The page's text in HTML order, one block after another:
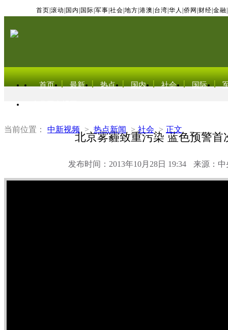
首页 滚动 国内 国际 军事 社会 地方 港澳 台湾 华人 侨网 财经 金融
首页 最新 热点 国内 社会 国际
当前位置： 中新视频 > 热点新闻 > 社会 > 正文
北京雾霾致重污染 蓝色预警首
发布时间：2013年10月28日 19:34 来源：中